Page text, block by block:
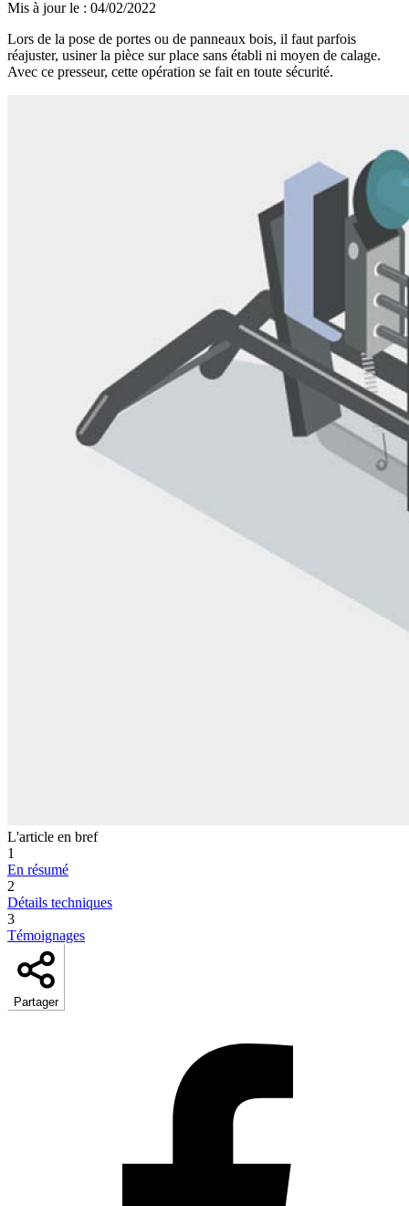
Mis à jour le : 04/02/2022
Lors de la pose de portes ou de panneaux bois, il faut parfois
réajuster, usiner la pièce sur place sans établi ni moyen de calage.
Avec ce presseur, cette opération se fait en toute sécurité.
L'article en bref
1
En résumé
2
Détails techniques
3
Témoignages
Partager